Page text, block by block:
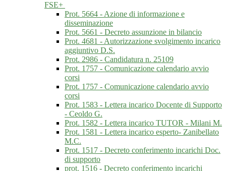
FSE+
Prot. 5664 - Azione di informazione e
disseminazione
Prot. 5661 - Decreto assunzione in bilancio
Prot. 4681 - Autorizzazione svolgimento incarico
aggiuntivo D.S.
Prot. 2986 - Candidatura n. 25109
Prot. 1757 - Comunicazione calendario avvio
corsi
Prot. 1757 - Comunicazione calendario avvio
corsi
Prot. 1583 - Lettera incarico Docente di Supporto
- Ceoldo G.
Prot. 1582 - Lettera incarico TUTOR - Milani M.
Prot. 1581 - Lettera incarico esperto- Zanibellato
M.C.
Prot. 1517 - Decreto conferimento incarichi Doc.
di supporto
prot. 1516 - Decreto conferimento incarichi